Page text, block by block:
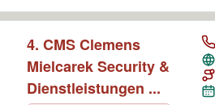
4. CMS Clemens
Mielcarek Security &
Dienstleistungen ...